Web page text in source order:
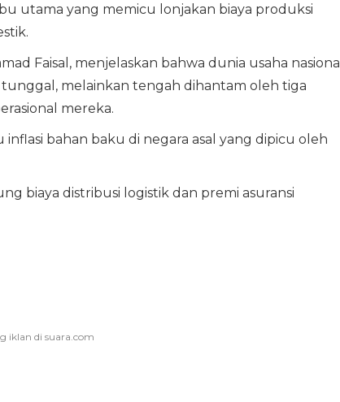
utama yang memicu lonjakan biaya produksi
Faisal, menjelaskan bahwa dunia usaha nasional
melainkan tengah dihantam oleh tiga
mereka.
bahan baku di negara asal yang dipicu oleh
biaya distribusi logistik dan premi asuransi